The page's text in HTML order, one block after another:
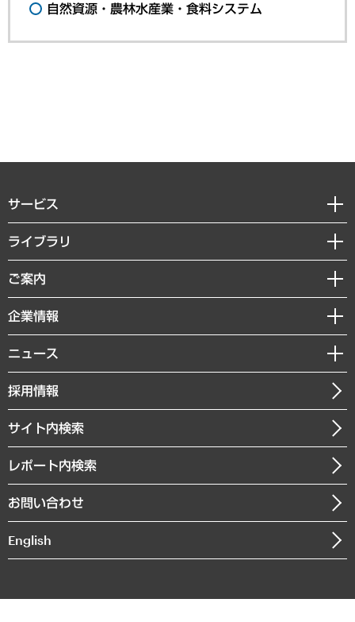
自然資源・農林水産業・食料システム
サービス
経営戦略
組織・人事戦略
デジタルイノベーション
共生・ダイバーシティ
GRC（ガバナンス・リスク・コンプライアンス）・防災（政策）
経済・産業・雇用・労働
まちづくり・観光・交通・スポーツ・スマートシティ
自然資源・農林水産業・食料システム
ライブラリ
経済調査
レポート
コラム
経営用語集
受託・受注実績（官公庁関連）
メディア掲載・出演
ご案内
セミナー・イベント情報
MUFGビジネスセミナー
受託案件情報
企業情報
私たちの想い
社長メッセージ
会社概要
沿革
組織図・本部部室紹介
インドネシア現地法人
個人情報保護方針
ニュース
ニュースリリース
お知らせ
採用情報
サイト内検索
レポート内検索
お問い合わせ
English